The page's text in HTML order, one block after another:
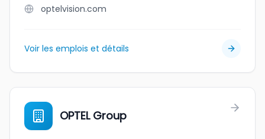
optelvision.com
Voir les emplois et détails
OPTEL Group